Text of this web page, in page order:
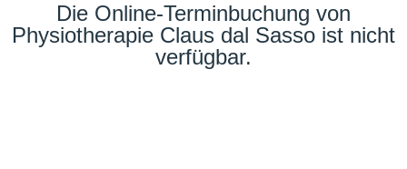
Die Online-Terminbuchung von
Physiotherapie Claus dal Sasso ist nicht
verfügbar.